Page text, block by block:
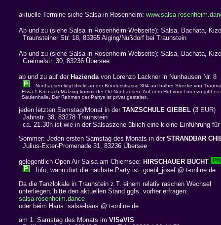
aktuelle Termine siehe Salsa in Rosenheim: www.salsa-
Ab und zu (siehe Salsa in Rosenheim-Webseite): Salsa, Bachata,
Traunsteiner Str. 18, 83365 Aiging/Nußdorf bei Traunstein
Ab und zu (siehe Salsa in Rosenheim-Webseite): Salsa, Bachata,
Greimelstr. 30, 83236 Übersee
ab und zu auf der Hazienda von Lorenzo Lackner in Nunhausen Nr.
Nunhausen liegt direkt an der Bundesstrasse 304 auf halber Strecke von
Etwa 1 Km nach Matzing kommt der Ort Nunhausen. Auf dem Hof vom Lorenzo gibt es
Säulenhalle. Der Rahmen der Partys ist privat gestaltet.
jeden letzten Samstag/Monat in der TANZSCHULE GIEBEL (3 EUR)
Jahnstr. 38, 83278 Traunstein
ca. 21.30h ist wie in der Salsaszene üblich eine kleine Einführung für
Sommer: Jeden ersten Samstag des Monats in der STRANDBAR
Julius-Exter-Promenade 31, 83236 Übersee
gelegentlich Open Air Salsa am Chiemsee: HIRSCHAUER BUCHT
Info, wann dort die nächste Party ist: goebl_josef @ t-online.de
Da die Tanzlokale in Traunstein z.T. einem relativ raschen Wechsel
unterliegen, bitte den aktuellen Stand ggfs. vorher erfragen:
salsa-rosenheim.dance
oder beim Hans: salsa-hans @ t-online.de
am 1. Samstag des Monats im VISaVIS